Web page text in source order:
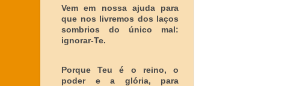
Vem em nossa ajuda para
que nos livremos dos laços
sombrios do único mal:
ignorar-Te.
Porque Teu é o reino, o
poder e a glória, para